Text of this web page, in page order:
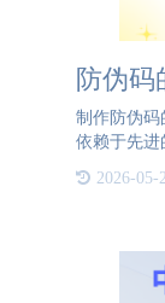
防伪码
制作防伪码
依赖于先进
最高的安全
会与您进
2026-05-